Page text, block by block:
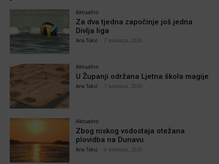
Aktualno
Za dva tjedna započinje još jedna
Divlja liga
Ana Tokić 7 kolovoza, 2026
Aktualno
U Županji održana Ljetna škola magije
Ana Tokić 7 kolovoza, 2026
Aktualno
Zbog niskog vodostaja otežana
plovidba na Dunavu
Ana Tokić 6 kolovoza, 2026